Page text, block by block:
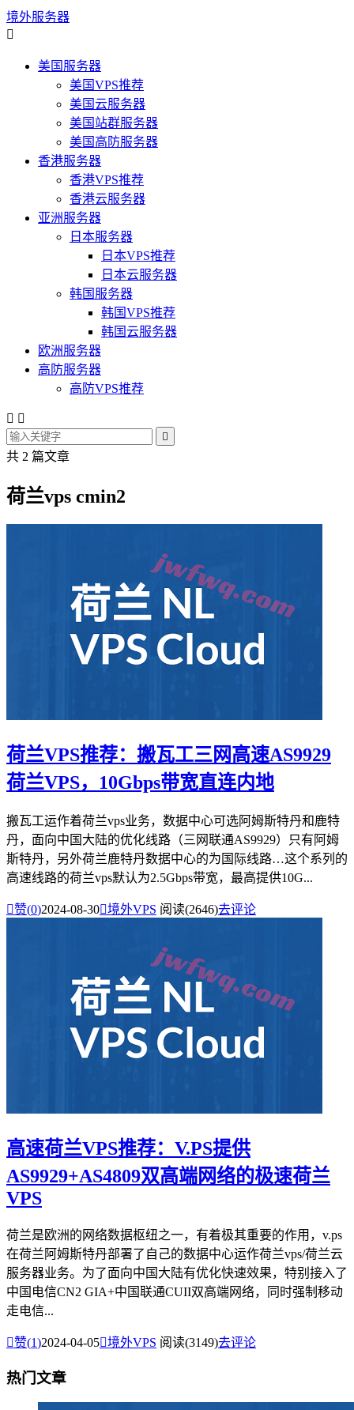
境外服务器

美国服务器
美国VPS推荐
美国云服务器
美国站群服务器
美国高防服务器
香港服务器
香港VPS推荐
香港云服务器
亚洲服务器
日本服务器
日本VPS推荐
日本云服务器
韩国服务器
韩国VPS推荐
韩国云服务器
欧洲服务器
高防服务器
高防VPS推荐
 

共 2 篇文章
荷兰vps cmin2
荷兰VPS推荐：搬瓦工三网高速AS9929
荷兰VPS，10Gbps带宽直连内地
搬瓦工运作着荷兰vps业务，数据中心可选阿姆斯特丹和鹿特
丹，面向中国大陆的优化线路（三网联通AS9929）只有阿姆
斯特丹，另外荷兰鹿特丹数据中心的为国际线路…这个系列的
高速线路的荷兰vps默认为2.5Gbps带宽，最高提供10G...
赞(0)2024-08-30境外VPS 阅读(2646)去评论
高速荷兰VPS推荐：V.PS提供
AS9929+AS4809双高端网络的极速荷兰
VPS
荷兰是欧洲的网络数据枢纽之一，有着极其重要的作用，v.ps
在荷兰阿姆斯特丹部署了自己的数据中心运作荷兰vps/荷兰云
服务器业务。为了面向中国大陆有优化快速效果，特别接入了
中国电信CN2 GIA+中国联通CUII双高端网络，同时强制移动
走电信...
赞(1)2024-04-05境外VPS 阅读(3149)去评论
热门文章